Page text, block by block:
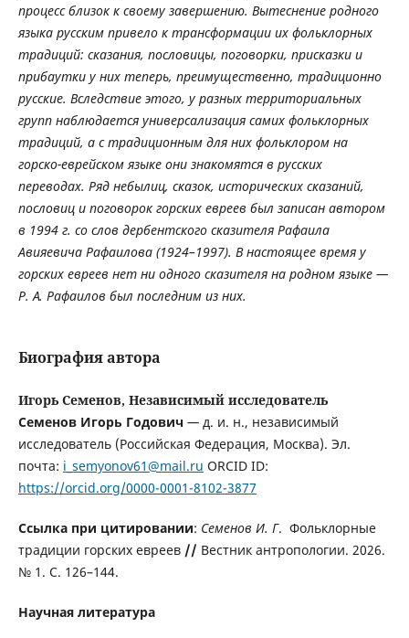
процесс близок к своему завершению. Вытеснение родного
языка русским привело к трансформации их фольклорных
традиций: сказания, пословицы, поговорки, присказки и
прибаутки у них теперь, преимущественно, традиционно
русские. Вследствие этого, у разных территориальных
групп наблюдается универсализация самих фольклорных
традиций, а с традиционным для них фольклором на
горско-еврейском языке они знакомятся в русских
переводах. Ряд небылиц, сказок, исторических сказаний,
пословиц и поговорок горских евреев был записан автором
в 1994 г. со слов дербентского сказителя Рафаила
Авияевича Рафаилова (1924–1997). В настоящее время у
горских евреев нет ни одного сказителя на родном языке —
Р. А. Рафаилов был последним из них.
Биография автора
Игорь Семенов, Независимый исследователь
Семенов Игорь Годович —д. и. н., независимый
исследователь (Российская Федерация, Москва). Эл.
почта: i_semyonov61@mail.ru ORCID ID:
https://orcid.org/0000-0001-8102-3877
Ссылка при цитировании: Семенов И. Г. Фольклорные
традиции горских евреев// Вестник антропологии. 2026.
№ 1. С. 126–144.
Научная литература